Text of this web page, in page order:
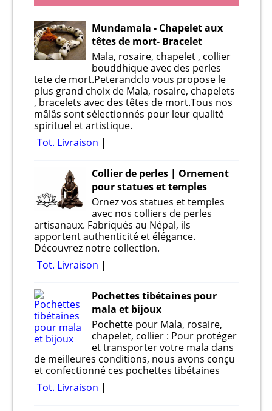
Mundamala - Chapelet aux
têtes de mort- Bracelet
Mala, rosaire, chapelet , collier
bouddhique avec des perles
tete de mort.Peterandclo vous propose le
plus grand choix de Mala, rosaire, chapelets
, bracelets avec des têtes de mort.Tous nos
mâlâs sont sélectionnés pour leur qualité
spirituel et artistique.
Tot. Livraison
Collier de perles | Ornement
pour statues et temples
Ornez vos statues et temples
avec nos colliers de perles
artisanaux. Fabriqués au Népal, ils
apportent authenticité et élégance.
Découvrez notre collection.
Tot. Livraison
Pochettes tibétaines pour
mala et bijoux
Pochette pour Mala, rosaire,
chapelet, collier : Pour protéger
et transporter votre mala dans
de meilleures conditions, nous avons conçu
et confectionné ces pochettes tibétaines
Tot. Livraison